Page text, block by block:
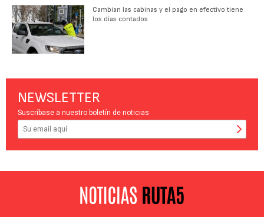
Cambian las cabinas y el pago en efectivo tiene
los días contados
NEWSLETTER
Suscríbase a nuestro boletín de noticias